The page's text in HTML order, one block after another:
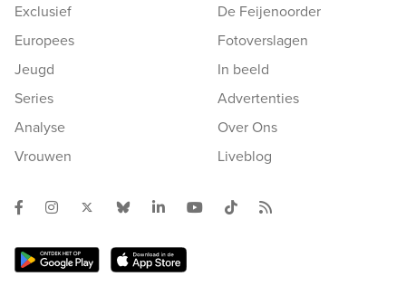
Exclusief
Europees
Jeugd
Series
Analyse
Vrouwen
De Feijenoorder
Fotoverslagen
In beeld
Advertenties
Over Ons
Liveblog